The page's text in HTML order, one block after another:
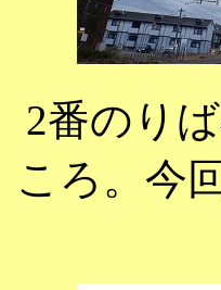
2番のり
ころ。今